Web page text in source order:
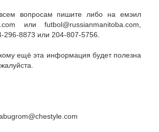
вопросам пишите либо на емэил
или futbol@russianmanitoba.com
296-8873 или 204-807-5756.
ещё эта информация будет полезна